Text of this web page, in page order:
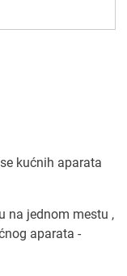
kućnih aparata
na jednom mestu ,
aparata -